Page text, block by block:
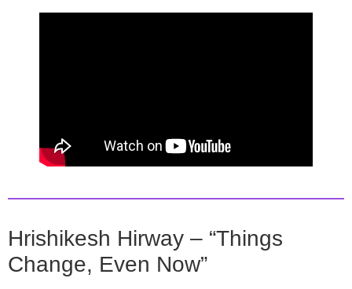
Hrishikesh Hirway – “Things
Change, Even Now”